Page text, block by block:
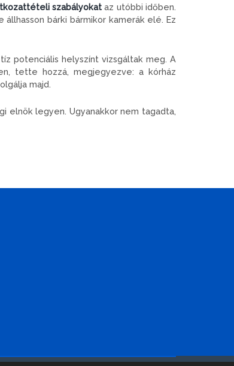
szabályokat az utóbbi időben.
bárki bármikor kamerák elé. Ez
potenciális helyszínt vizsgáltak meg. A
tette hozzá, megjegyezve: a kórház
majd.
elnök legyen. Ugyanakkor nem tagadta,